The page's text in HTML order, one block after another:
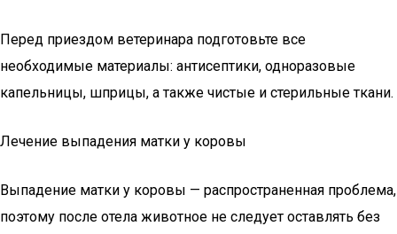
Перед приездом ветеринара подготовьте все
необходимые материалы: антисептики, одноразовые
капельницы, шприцы, а также чистые и стерильные ткани.
Лечение выпадения матки у коровы
Выпадение матки у коровы — распространенная проблема,
поэтому после отела животное не следует оставлять без